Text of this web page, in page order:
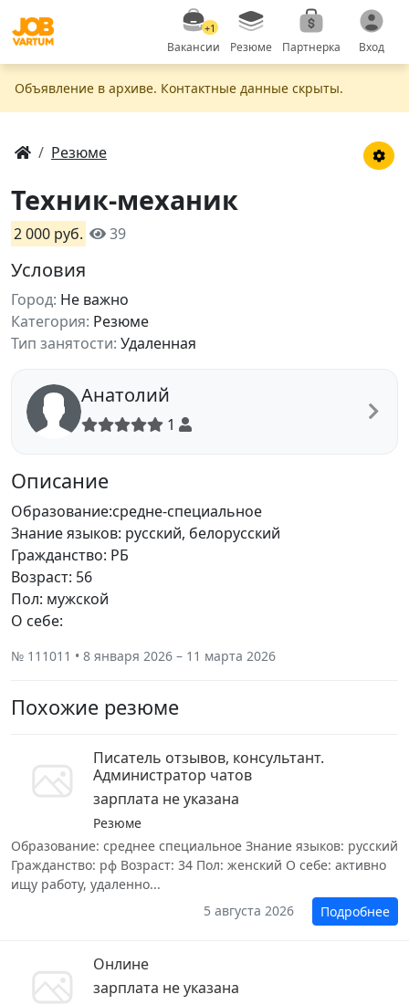
+1
Вакансии Резюме Партнерка Вход
Объявление в apxивe. Контактные данные скрыты.
Резюме
Техник-механик
2 000 руб. 39
Условия
Город: Не важно
Категория: Резюме
Тип занятости: Удаленная
Анатолий
1
Описание
Образование:средне-специальное
Знание языков: русский, белорусский
Гражданство: РБ
Возраст: 56
Пол: мужской
О себе:
№ 111011 • 8 января 2026 – 11 марта 2026
Похожие резюме
Писатель отзывов, консультант.
Администратор чатов
зарплата не указана
Резюме
Образование: среднее специальное Знание языков: русский
Гражданство: рф Возраст: 34 Пол: женский О себе: активно
ищу работу, удаленно...
5 августа 2026
Подробнее
Онлине
зарплата не указана